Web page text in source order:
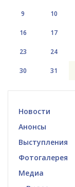
9 10
16 17
23 24
30 31
Новости
Анонсы
Выступления
Фотогалерея
Медиа